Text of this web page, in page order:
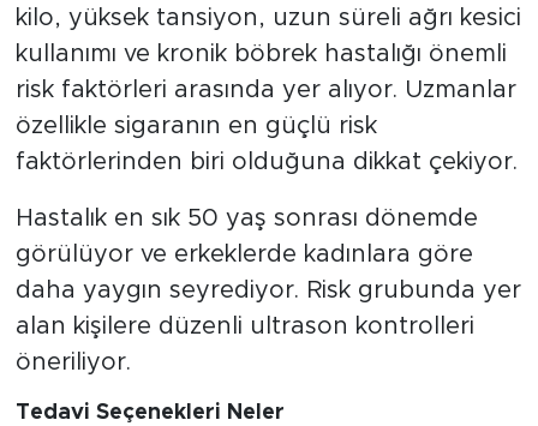
kilo, yüksek tansiyon, uzun süreli ağrı kesici
kullanımı ve kronik böbrek hastalığı önemli
risk faktörleri arasında yer alıyor. Uzmanlar
özellikle sigaranın en güçlü risk
faktörlerinden biri olduğuna dikkat çekiyor.
Hastalık en sık 50 yaş sonrası dönemde
görülüyor ve erkeklerde kadınlara göre
daha yaygın seyrediyor. Risk grubunda yer
alan kişilere düzenli ultrason kontrolleri
öneriliyor.
Tedavi Seçenekleri Neler